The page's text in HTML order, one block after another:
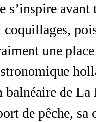
s’inspire avant
une place
de La
de pêche, sa